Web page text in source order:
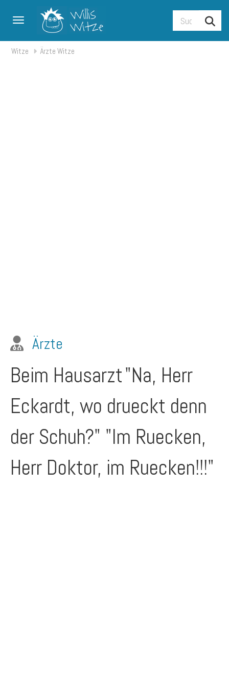
Toggle navigation
Witze Ärzte Witze
Ärzte
Beim Hausarzt"Na, Herr
Eckardt, wo drueckt denn
der Schuh?" "Im Ruecken,
Herr Doktor, im Ruecken!!!"